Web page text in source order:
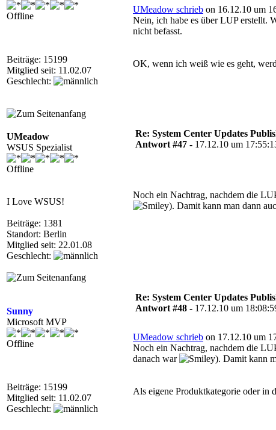
Offline
Beiträge: 15199
Mitglied seit: 11.02.07
Geschlecht:
UMeadow schrieb on 16.12.10 um
Nein, ich habe es über LUP erstellt.
nicht befasst.
OK, wenn ich weiß wie es geht,
UMeadow
WSUS Spezialist
Offline
I Love WSUS!
Beiträge: 1381
Standort: Berlin
Mitglied seit: 22.01.08
Geschlecht:
Re: System Center Updates
Antwort #47 - 17.12.10 um
Noch ein Nachtrag, nachdem die
). Damit kann man dann
Sunny
Microsoft MVP
Offline
Beiträge: 15199
Mitglied seit: 11.02.07
Geschlecht:
Re: System Center Updates
Antwort #48 - 17.12.10 um
UMeadow schrieb on 17.12.10 um
Noch ein Nachtrag, nachdem die
danach war
). Damit kann
Als eigene Produktkategorie oder in